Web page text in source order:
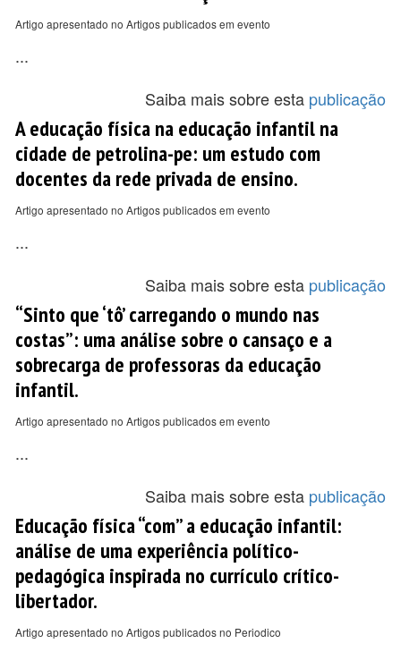
Artigo apresentado no Artigos publicados em evento
...
Saiba mais sobre esta publicação
A educação física na educação infantil na
cidade de petrolina-pe: um estudo com
docentes da rede privada de ensino.
Artigo apresentado no Artigos publicados em evento
...
Saiba mais sobre esta publicação
“Sinto que ‘tô’ carregando o mundo nas
costas”: uma análise sobre o cansaço e a
sobrecarga de professoras da educação
infantil.
Artigo apresentado no Artigos publicados em evento
...
Saiba mais sobre esta publicação
Educação física “com” a educação infantil:
análise de uma experiência político-
pedagógica inspirada no currículo crítico-
libertador.
Artigo apresentado no Artigos publicados no Periodico